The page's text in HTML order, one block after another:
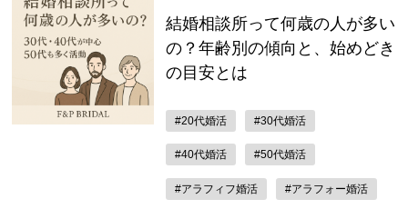
結婚相談所って何歳の人が多い
の？年齢別の傾向と、始めどき
の目安とは
#20代婚活 #30代婚活
#40代婚活 #50代婚活
#アラフィフ婚活 #アラフォー婚活